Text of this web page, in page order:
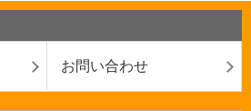
お問い合わせ